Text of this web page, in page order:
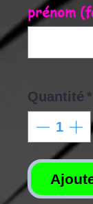
prénom
Quantité *